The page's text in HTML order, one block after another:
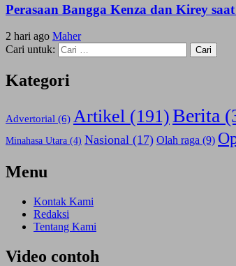
Perasaan Bangga Kenza dan Kirey
2 hari ago Maher
Cari untuk:
Kategori
Advertorial (6) Artikel (191)Berita
Minahasa Utara (4) Nasional (17) Olah raga (9)
Menu
Kontak Kami
Redaksi
Tentang Kami
Video contoh